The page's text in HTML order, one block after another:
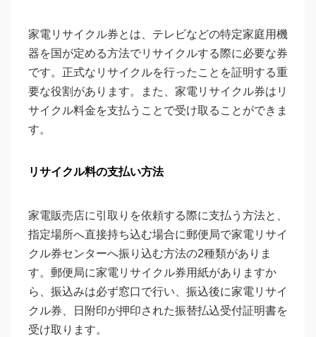
家電リサイクル券とは、テレビなどの特定家庭用機
器を国が定める方法でリサイクルする際に必要な券
です。正式なリサイクルを行ったことを証明する重
要な役割があります。また、家電リサイクル券はリ
サイクル料金を支払うことで受け取ることができま
す。
リサイクル料の支払い方法
家電販売店に引取りを依頼する際に支払う方法と、
指定場所へ直接持ち込む場合に郵便局で家電リサイ
クル券センターへ振り込む方法の2種類がありま
す。郵便局に家電リサイクル券用紙がありますか
ら、振込みは必ず窓口で行い、振込後に家電リサイ
クル券、日附印が押印された振替払込受付証明書を
受け取ります。